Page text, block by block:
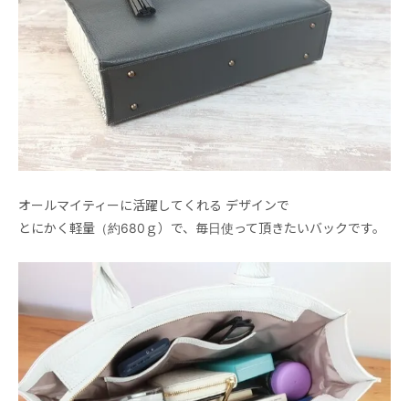
オールマイティーに活躍してくれる デザインで
とにかく軽量（約680ｇ）で、毎日使って頂きたいバックです。